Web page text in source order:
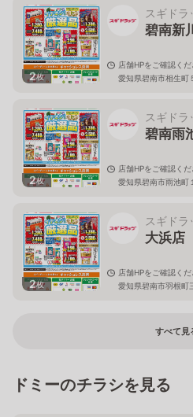
2枚
スギドラ
碧南新
店舗HPをご確認く
愛知県碧南市相生町
2枚
スギドラ
碧南雨
店舗HPをご確認く
愛知県碧南市雨池町
2枚
スギドラ
大浜店
店舗HPをご確認く
愛知県碧南市羽根町
すべて見
ドミーのチラシを見る